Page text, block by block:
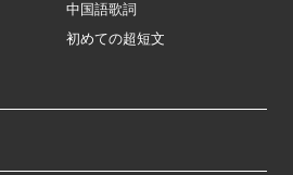
中国語歌詞
初めての超短文